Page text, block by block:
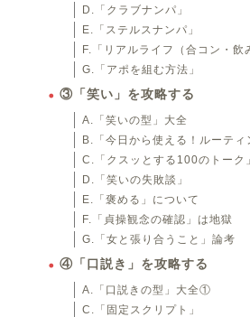
D.「クラブナンパ」
E.「ステルスナンパ」
F.「リアルライフ（合コン・飲
G.「アポを組む方法」
③「笑い」を攻略する
A.「笑いの型」大全
B.「今日から使える！ルーテ
C.「クスッとする100のトーク」
D.「笑いの失敗談」
E.「褒める」について
F.「貞操観念の確認」は地獄
G.「女と張り合うこと」論考
④「口説き」を攻略する
A.「口説きの型」大全①
C.「固定スクリプト」